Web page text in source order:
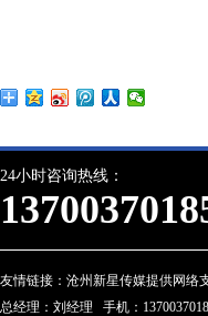
24小时咨询热线：
友情链接： 沧州新星传媒提供网络
总经理：刘经理 手机：